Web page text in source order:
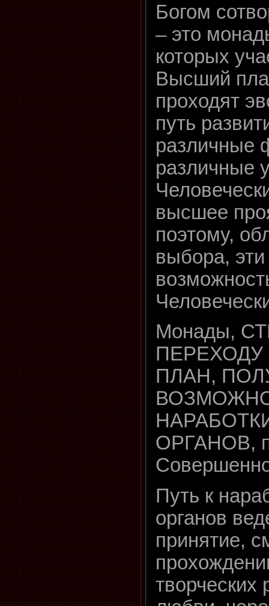
Богом
– это
которых
Высший
проходят
путь
различные
различные
высшее
поэтому,
выбора,
Монады,
ПЛАН,
ОРГАНОВ,
Путь к
органов
принятие,
творческих